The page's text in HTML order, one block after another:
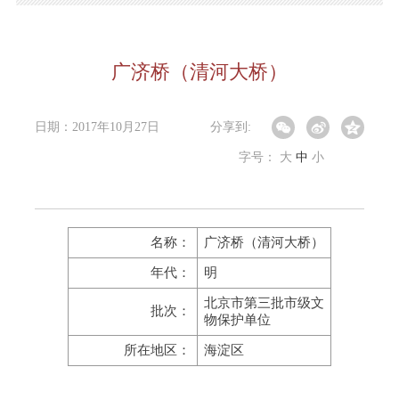
广济桥（清河大桥）
日期：2017年10月27日 分享到:
字号： 大 中 小
名称： 广济桥（清河大桥）
年代： 明
批次：
北京市第三批市级文
物保护单位
所在地区： 海淀区